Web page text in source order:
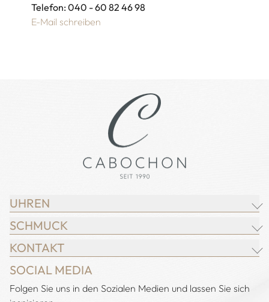
Telefon: 040 - 60 82 46 98
E-Mail schreiben
UHREN
BREITLING
CHOPARD
IWC SCHAFFHAUSEN
JACOB & CO.
SCHMUCK
JUWELIER CABOCHON
CHOPARD
DEMEGLIO
KONTAKT
Adresse:
Juwelier Cabochon
SOCIAL MEDIA
Folgen Sie uns in den Sozialen Medien und lassen Sie sich